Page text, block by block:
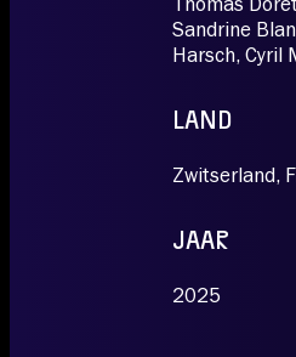
Sandrine
Harsch, Cyril
LAND
Zwitserland,
JAAR
2025